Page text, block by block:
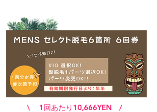
\ 1回あたり10,666YEN /